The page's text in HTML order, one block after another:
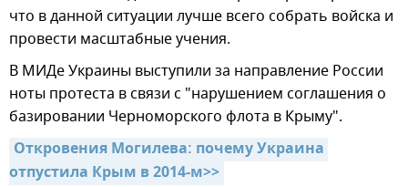
что в данной ситуации лучше всего собрать войска и
провести масштабные учения.
В МИДе Украины выступили за направление России
ноты протеста в связи с "нарушением соглашения о
базировании Черноморского флота в Крыму".
Откровения Могилева: почему Украина
отпустила Крым в 2014-м>>